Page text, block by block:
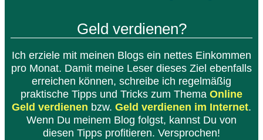
Geld verdienen?
Ich erziele mit meinen Blogs ein nettes Einkommen
pro Monat. Damit meine Leser dieses Ziel ebenfalls
erreichen können, schreibe ich regelmäßig
praktische Tipps und Tricks zum Thema Online
Geld verdienen bzw. Geld verdienen im Internet.
Wenn Du meinem Blog folgst, kannst Du von
diesen Tipps profitieren. Versprochen!